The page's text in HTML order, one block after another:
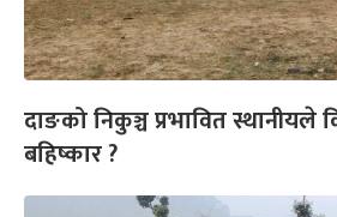
दाङको निकुञ्च प्रभावित स्थानीयले
बहिष्कार ?